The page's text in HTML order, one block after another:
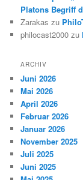
Platons Begriff
Zarakas zu
philocast2000 zu
ARCHIV
Juni 2026
Mai 2026
April 2026
Februar 2026
Januar 2026
November 2025
Juli 2025
Juni 2025